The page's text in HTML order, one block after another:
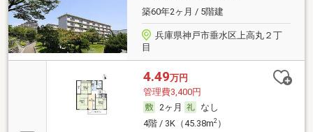
築60年2ヶ月 / 5階建
兵庫県神戸市垂水区上高丸２丁
目
4.49万円
管理費3,400円
2ヶ月
なし
4階 / 3K（45.38m2）